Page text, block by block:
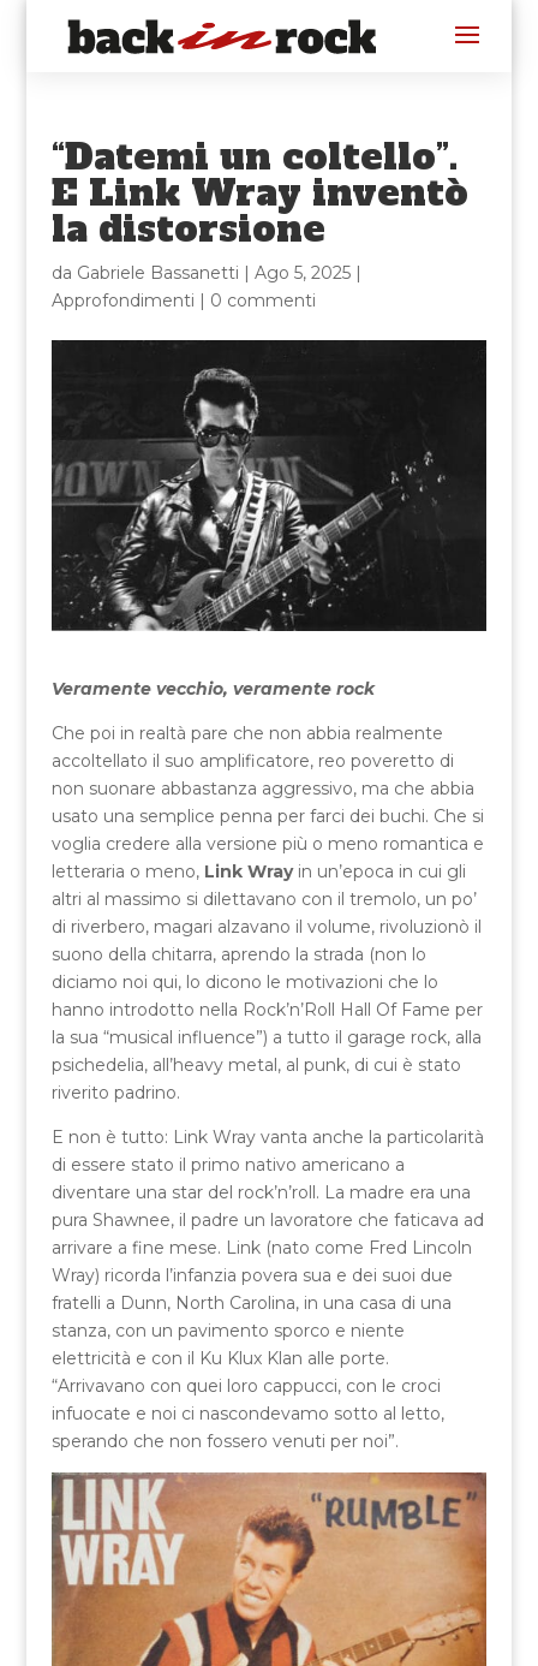
“Datemi un coltello”.
E Link Wray inventò
la distorsione
da Gabriele Bassanetti | Ago 5, 2025|
Approfondimenti | 0 commenti
Veramente vecchio, veramente rock
Che poi in realtà pare che non abbia realmente
accoltellato il suo amplificatore, reo poveretto di
non suonare abbastanza aggressivo, ma che abbia
usato una semplice penna per farci dei buchi. Che si
voglia credere alla versione più o meno romantica e
letteraria o meno, Link Wrayin un’epoca in cui gli
altri al massimo si dilettavano con il tremolo, un po’
di riverbero, magari alzavano il volume, rivoluzionò il
suono della chitarra, aprendo la strada (non lo
diciamo noi qui, lo dicono le motivazioni che lo
hanno introdotto nella Rock’n’Roll Hall Of Fame per
la sua “musical influence”) a tutto il garage rock, alla
psichedelia, all’heavy metal, al punk, di cui è stato
riverito padrino.
E non è tutto: Link Wray vanta anche la particolarità
di essere stato il primo nativo americano a
diventare una star del rock’n’roll. La madre era una
pura Shawnee, il padre un lavoratore che faticava ad
arrivare a fine mese. Link (nato come Fred Lincoln
Wray) ricorda l’infanzia povera sua e dei suoi due
fratelli a Dunn, North Carolina, in una casa di una
stanza, con un pavimento sporco e niente
elettricità e con il Ku Klux Klan alle porte.
“Arrivavano con quei loro cappucci, con le croci
infuocate e noi ci nascondevamo sotto al letto,
sperando che non fossero venuti per noi”.